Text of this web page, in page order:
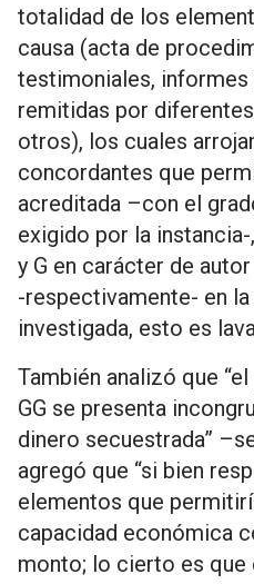
totalidad de los
causa (acta de
testimoniales, informes
remitidas por
otros), los cuales
concordantes que
acreditada –con el
exigido por la
y G en carácter de
-respectivamente- en
investigada, esto es
También analizó que
GG se presenta
dinero secuestrada”
agregó que “si bien
elementos que
capacidad económica
monto; lo cierto es que